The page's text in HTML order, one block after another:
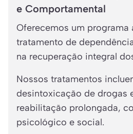
e Comportamental
Oferecemos um programa
tratamento de
na recuperação integral
Nossos tratamentos
desintoxicação de drogas
reabilitação prolongada,
psicológico e social.